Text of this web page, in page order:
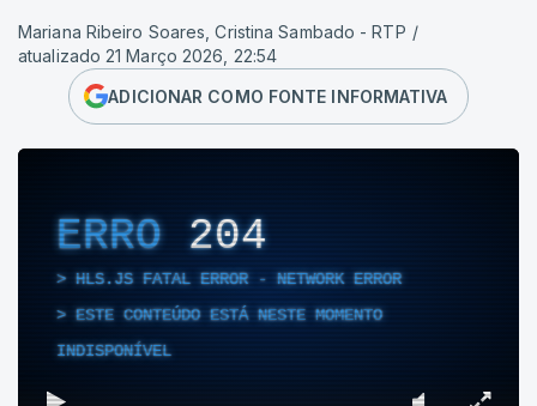
Mariana Ribeiro Soares, Cristina Sambado - RTP /
atualizado 21 Março 2026, 22:54
ADICIONAR COMO FONTE INFORMATIVA
ERRO204
HLS.JS FATAL ERROR - NETWORK ERROR
ESTE CONTEÚDO ESTÁ NESTE MOMENTO
INDISPONÍVEL